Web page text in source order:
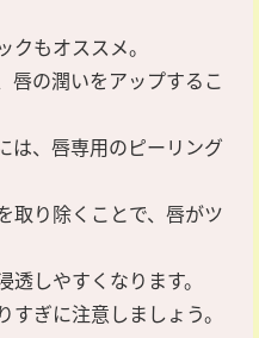
もオススメ。
唇の潤いをアップするこ
は、唇専用のピーリング
取り除くことで、唇がツ
しやすくなります。
ぎに注意しましょう。